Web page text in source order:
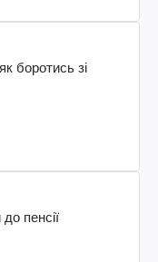
боротись зі
пенсії